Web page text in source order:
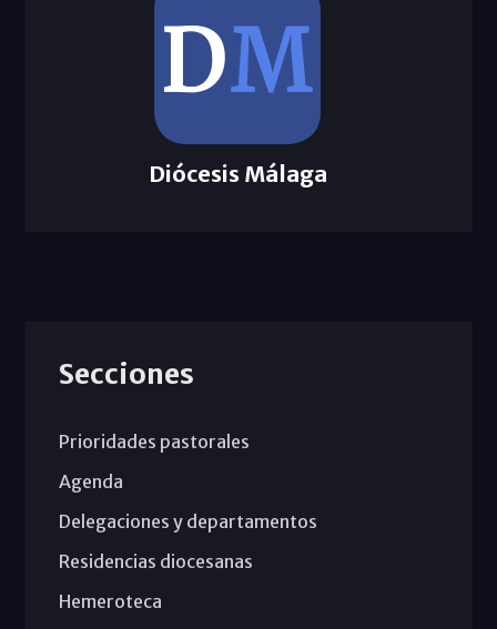
Diócesis Málaga
Secciones
Prioridades pastorales
Agenda
Delegaciones y departamentos
Residencias diocesanas
Hemeroteca